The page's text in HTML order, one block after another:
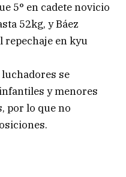
5° en cadete novicio
52kg, y Báez
repechaje en kyu
se
y menores
por lo que no